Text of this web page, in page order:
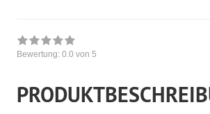
Bewertung: 0.0 von 5